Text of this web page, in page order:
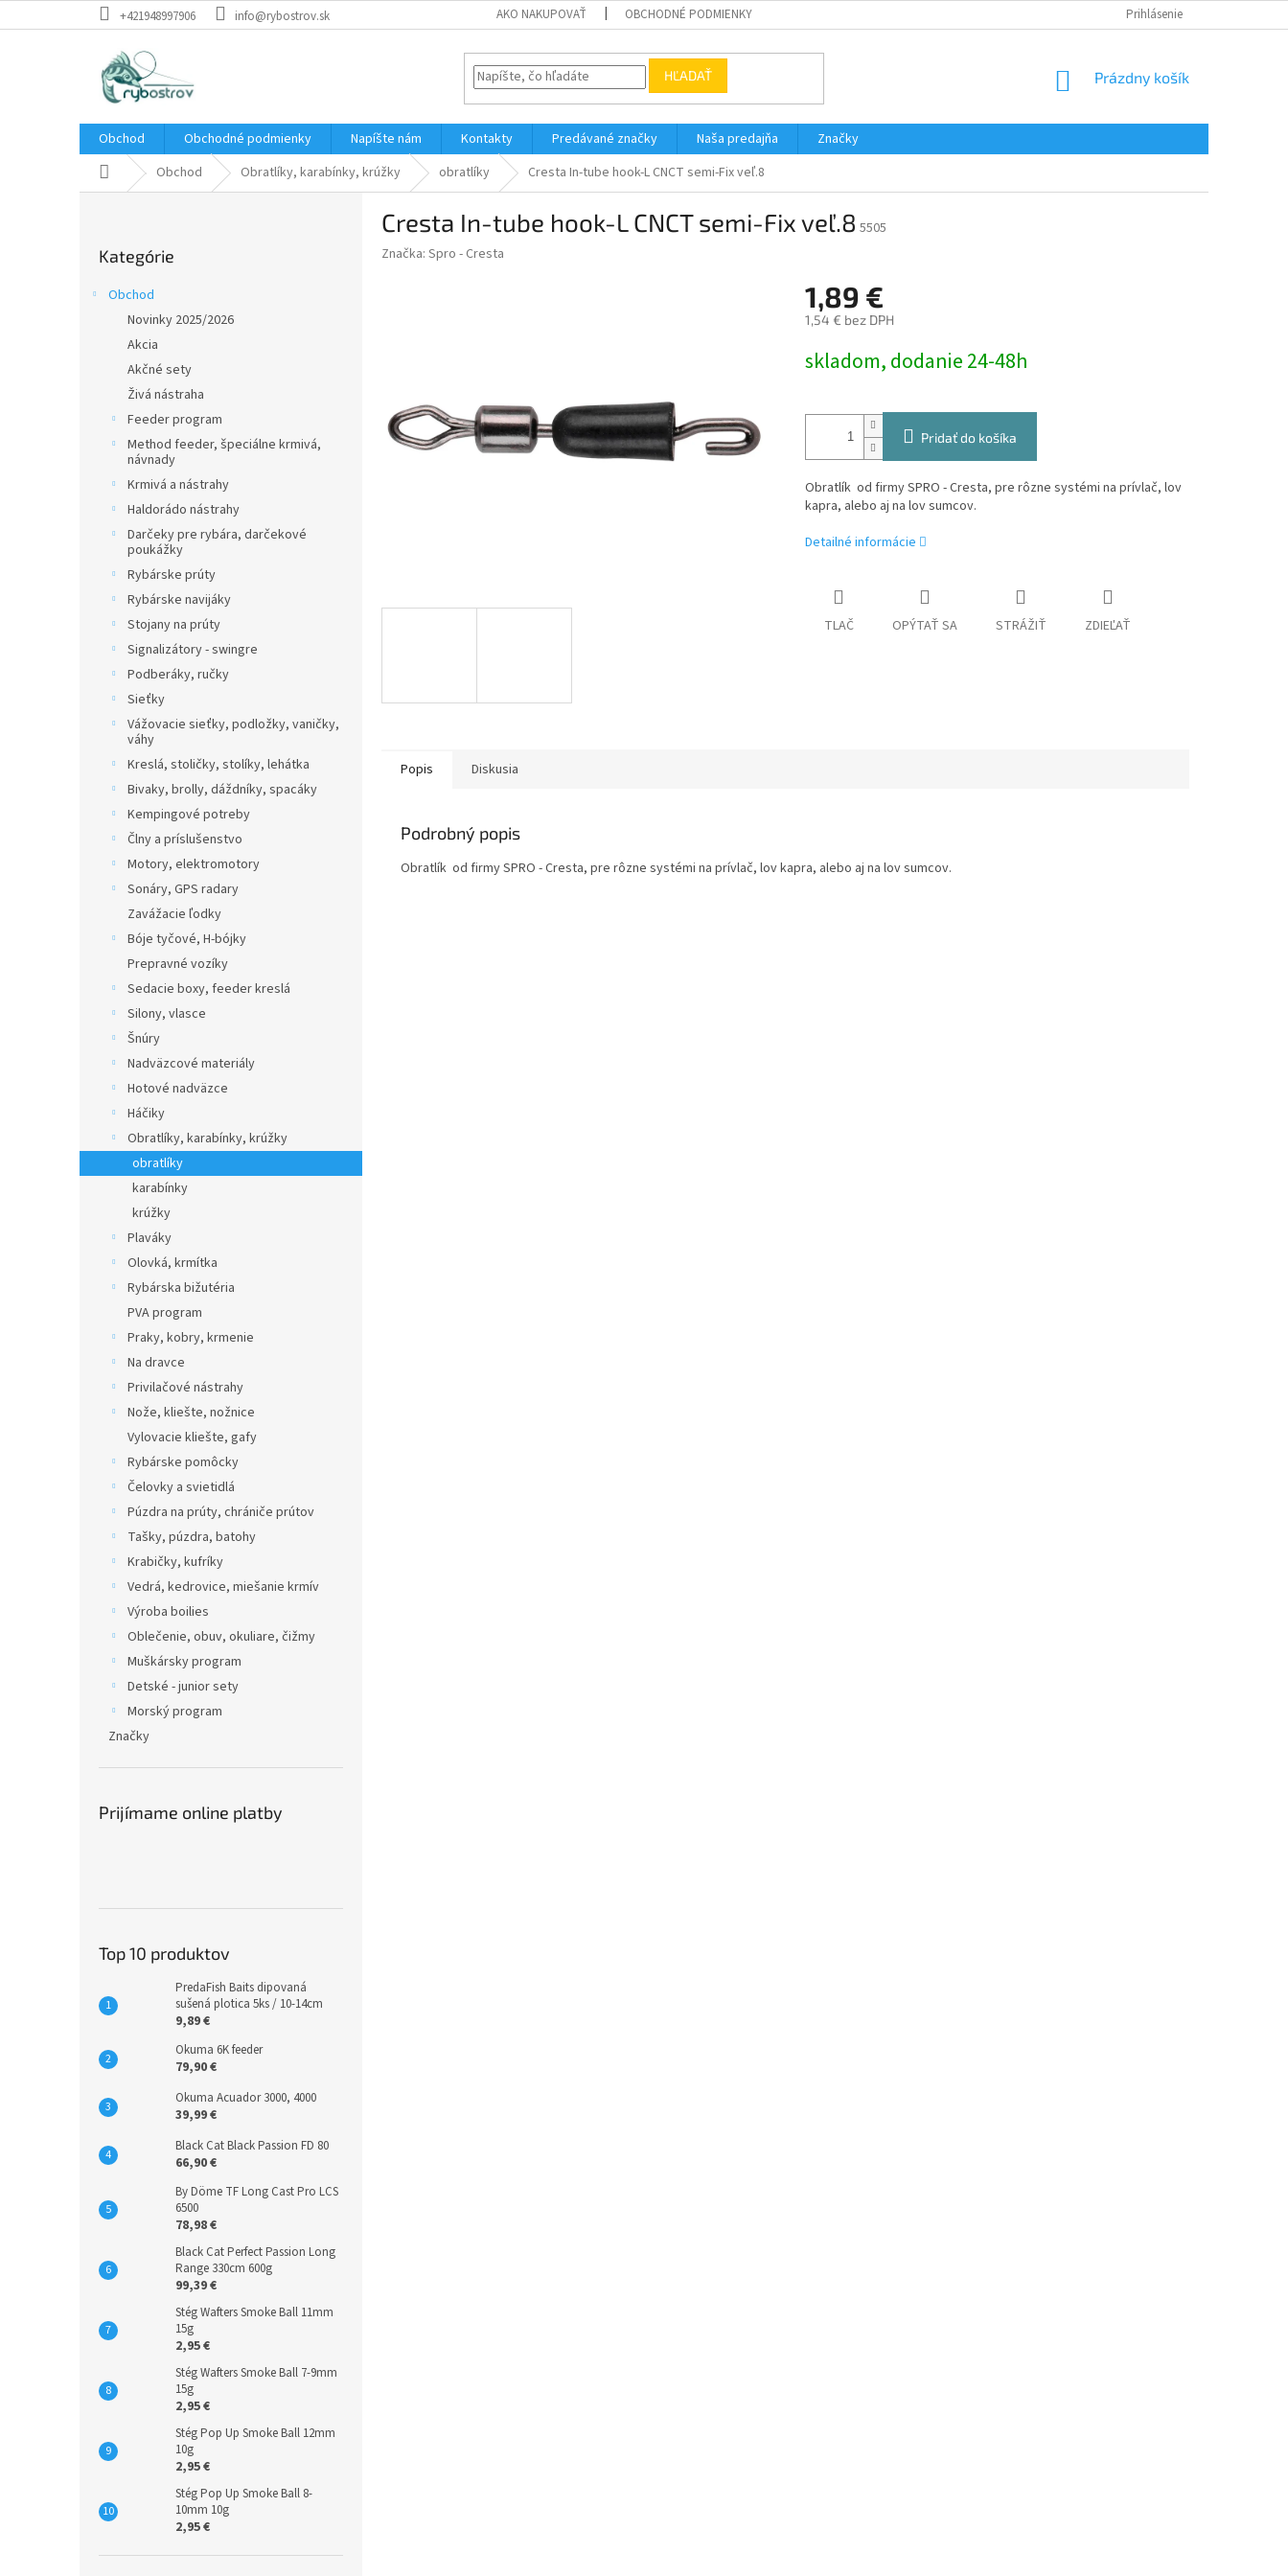
na
+421948997906 info@rybostrov.sk AKO NAKUPOVAŤ OBCHODNÉ PODMIENKY Prihlásenie
HĽADAŤ
NÁKUPNÝ
Prázdny košík
Obchod Obchodné podmienky Napíšte nám Kontakty Predávané značky Naša predajňa
Značky
Domov Obchod Obratlíky, karabínky, krúžky obratlíky Cresta In-tube hook-L CNCT semi-Fix veľ.8
kategórie
Kategórie
Obchod
Novinky 2025/2026
Akcia
Akčné sety
Živá nástraha
Feeder program
Method feeder, špeciálne krmivá,
návnady
Krmivá a nástrahy
Haldorádo nástrahy
Darčeky pre rybára, darčekové
poukážky
Rybárske prúty
Rybárske navijáky
Stojany na prúty
Signalizátory - swingre
Podberáky, ručky
Sieťky
Vážovacie sieťky, podložky, vaničky,
váhy
Kreslá, stoličky, stolíky, lehátka
Bivaky, brolly, dáždníky, spacáky
Kempingové potreby
Člny a príslušenstvo
Motory, elektromotory
Sonáry, GPS radary
Zavážacie ľodky
Bóje tyčové, H-bójky
Prepravné vozíky
Sedacie boxy, feeder kreslá
Silony, vlasce
Šnúry
Nadväzcové materiály
Hotové nadväzce
Háčiky
Obratlíky, karabínky, krúžky
obratlíky
karabínky
krúžky
Plaváky
Olovká, krmítka
Rybárska bižutéria
PVA program
Praky, kobry, krmenie
Na dravce
Privilačové nástrahy
Nože, kliešte, nožnice
Vylovacie kliešte, gafy
Rybárske pomôcky
Čelovky a svietidlá
Púzdra na prúty, chrániče prútov
Tašky, púzdra, batohy
Krabičky, kufríky
Vedrá, kedrovice, miešanie krmív
Výroba boilies
Oblečenie, obuv, okuliare, čižmy
Muškársky program
Detské - junior sety
Morský program
Značky
Prijímame online platby
Top 10 produktov
PredaFish Baits dipovaná
sušená plotica 5ks / 10-14cm
9,89 €
Okuma 6K feeder
79,90 €
Okuma Acuador 3000, 4000
39,99 €
Black Cat Black Passion FD 80
66,90 €
By Döme TF Long Cast Pro LCS
6500
78,98 €
Black Cat Perfect Passion Long
Range 330cm 600g
99,39 €
Stég Wafters Smoke Ball 11mm
15g
2,95 €
Stég Wafters Smoke Ball 7-9mm
15g
2,95 €
Stég Pop Up Smoke Ball 12mm
10g
2,95 €
Stég Pop Up Smoke Ball 8-
10mm 10g
2,95 €
Cresta In-tube hook-L CNCT semi-Fix veľ.8 5505
Značka: Spro - Cresta
1,89 €
1,54 € bez DPH
cena:
skladom, dodanie 24-48h
Pridať do košíka
Obratlík od firmy SPRO - Cresta, pre rôzne systémi na prívlač, lov
kapra, alebo aj na lov sumcov.
Detailné informácie
TLAČ OPÝTAŤ SA STRÁŽIŤ ZDIEĽAŤ
Popis Diskusia
Podrobný popis
Obratlík od firmy SPRO - Cresta, pre rôzne systémi na prívlač, lov kapra, alebo aj na lov sumcov.